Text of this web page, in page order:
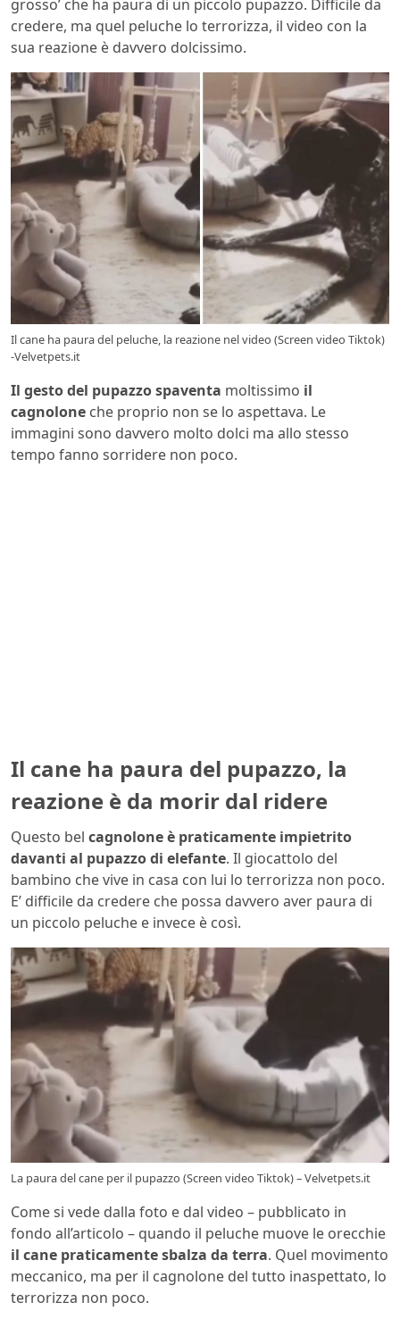
grosso’ che ha paura di un piccolo pupazzo. Difficile da
credere, ma quel peluche lo terrorizza, il video con la
sua reazione è davvero dolcissimo.
Il cane ha paura del peluche, la reazione nel video (Screen video Tiktok)
-Velvetpets.it
Il gesto del pupazzo spaventa moltissimo il
cagnolone che proprio non se lo aspettava. Le
immagini sono davvero molto dolci ma allo stesso
tempo fanno sorridere non poco.
Il cane ha paura del pupazzo, la
reazione è da morir dal ridere
Questo bel cagnolone è praticamente impietrito
davanti al pupazzo di elefante. Il giocattolo del
bambino che vive in casa con lui lo terrorizza non poco.
E’ difficile da credere che possa davvero aver paura di
un piccolo peluche e invece è così.
La paura del cane per il pupazzo (Screen video Tiktok) – Velvetpets.it
Come si vede dalla foto e dal video – pubblicato in
fondo all’articolo – quando il peluche muove le orecchie
il cane praticamente sbalza da terra. Quel movimento
meccanico, ma per il cagnolone del tutto inaspettato, lo
terrorizza non poco.